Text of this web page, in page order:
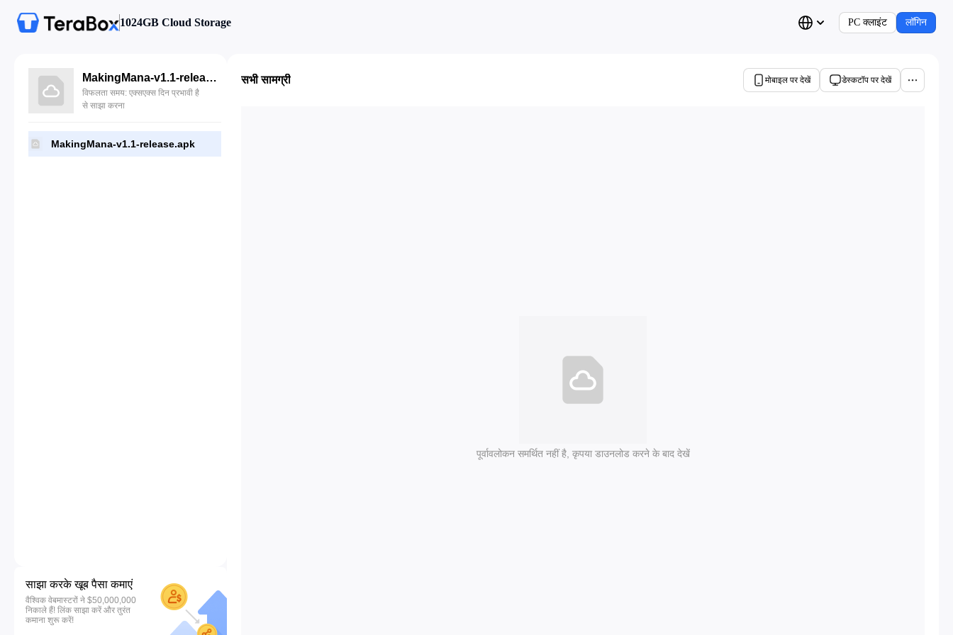
1024GB Cloud Storage PC क्लाइंट लॉगिन
MakingMana-v1.1-release.apk
विफलता समय: एक्सएक्स दिन प्रभावी है
से साझा करना
MakingMana-v1.1-release.apk
साझा करके खूब पैसा कमाएं
वैश्विक वेबमास्टरों ने $50,000,000
निकाले हैं! लिंक साझा करें और तुरंत
कमाना शुरू करें!
सभी सामग्री मोबाइल पर देखें डेस्कटॉप पर देखें
पूर्वावलोकन समर्थित नहीं है, कृपया डाउनलोड करने के बाद देखें